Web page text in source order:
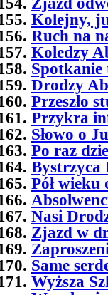
Kolejny,
Ruch na
Koledzy
Spotkanie
Drodzy
Przeszło
Przykra
Słowo o
Po raz
Bystrzyca
Pół
Nasi
Zjazd w
Same
Wyższa